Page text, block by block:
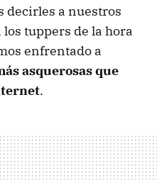
decirles a nuestros
tuppers de la hora
enfrentado a
asquerosas que
.